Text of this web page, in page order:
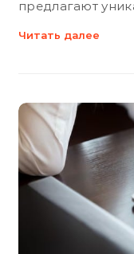
предлагают
Читать далее